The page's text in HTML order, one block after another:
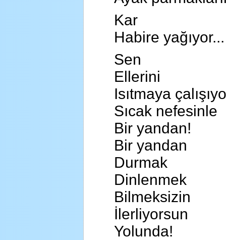
Kar
Habire yağıyor...
Sen
Ellerini
Isıtmaya
Sıcak nefesinle
Bir yandan!
Bir yandan
Durmak
Dinlenmek
Bilmeksizin
İlerliyorsun
Yolunda!